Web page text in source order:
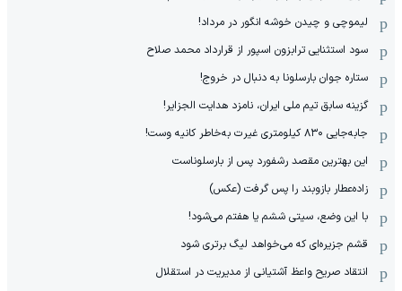
لیموچی و چیدن خوشه انگور در مرداد!
سود استثنایی ترابزون اسپور از قرارداد محمد صلاح
ستاره جوان بارسلونا به دنبال در خروج!
گزینه سابق تیم ملی ایران، نامزد هدایت الجزایر!
جابه‌جایی ۸۳۰ کیلومتری غیرت به‌خاطر کانیه وست!
این بهترین مقصد رشفورد پس از بارسلوناست
زاده‌عطار بازوبند را پس گرفت (عکس)
با این وضع، سیتی ششم یا هفتم می‌شود!
قشم جزیره‌ای که می‌خواهد لیگ برتری شود
انتقاد صریح واعظ آشتیانی از مدیریت در استقلال